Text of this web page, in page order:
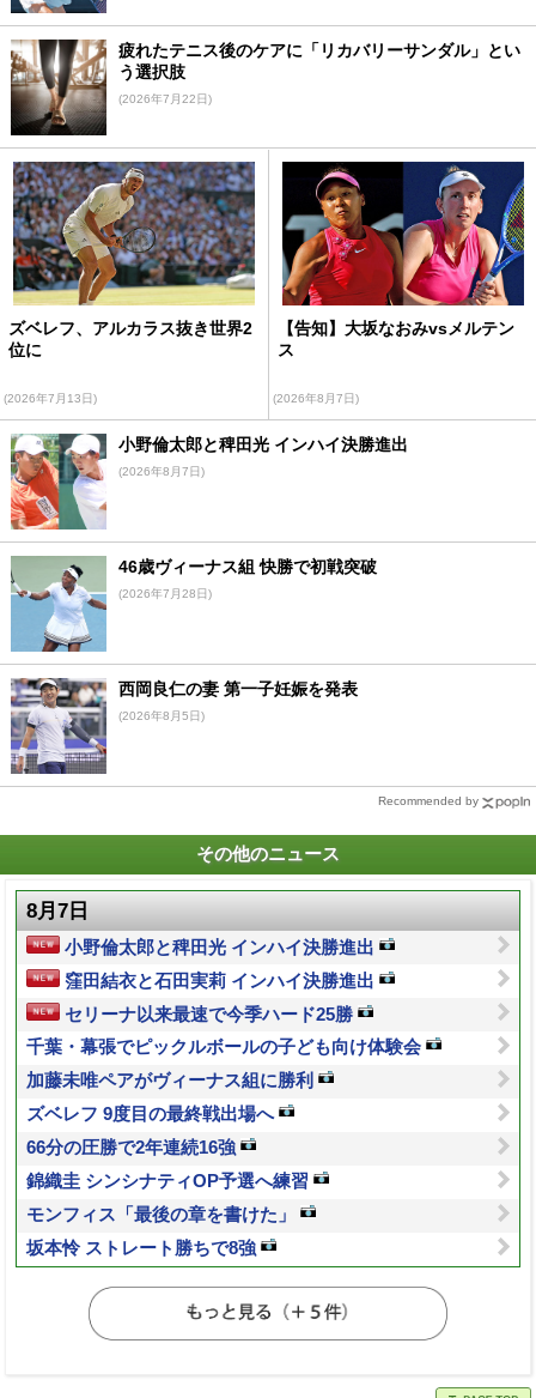
疲れたテニス後のケアに「リカバリーサンダル」とい
う選択肢
(2026年7月22日)
ズベレフ、アルカラス抜き世界2
位に
(2026年7月13日)
【告知】大坂なおみvsメルテン
ス
(2026年8月7日)
小野倫太郎と稗田光 インハイ決勝進出
(2026年8月7日)
46歳ヴィーナス組 快勝で初戦突破
(2026年7月28日)
西岡良仁の妻 第一子妊娠を発表
(2026年8月5日)
Recommended by
その他のニュース
8月7日
小野倫太郎と稗田光 インハイ決勝進出
窪田結衣と石田実莉 インハイ決勝進出
セリーナ以来最速で今季ハード25勝
千葉・幕張でピックルボールの子ども向け体験会
加藤未唯ペアがヴィーナス組に勝利
ズベレフ 9度目の最終戦出場へ
66分の圧勝で2年連続16強
錦織圭 シンシナティOP予選へ練習
モンフィス「最後の章を書けた」
坂本怜 ストレート勝ちで8強